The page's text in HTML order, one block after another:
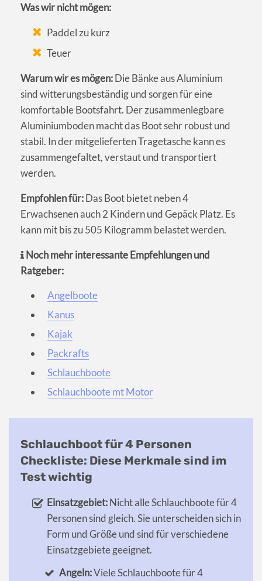
Was wir nicht mögen:
Paddel zu kurz
Teuer
Warum wir es mögen:Die Bänke aus Aluminium
sind witterungsbeständig und sorgen für eine
komfortable Bootsfahrt. Der zusammenlegbare
Aluminiumboden macht das Boot sehr robust und
stabil. In der mitgelieferten Tragetasche kann es
zusammengefaltet, verstaut und transportiert
werden.
Empfohlen für:Das Boot bietet neben 4
Erwachsenen auch 2 Kindern und Gepäck Platz. Es
kann mit bis zu 505 Kilogramm belastet werden.
Noch mehr interessante Empfehlungen und
Ratgeber:
Angelboote
Kanus
Kajak
Packrafts
Schlauchboote
Schlauchboote mt Motor
Schlauchboot für 4 Personen
Checkliste: Diese Merkmale sind im
Test wichtig
Einsatzgebiet:Nicht alle Schlauchboote für 4
Personen sind gleich. Sie unterscheiden sich in
Form und Größe und sind für verschiedene
Einsatzgebiete geeignet.
Angeln:Viele Schlauchboote für 4